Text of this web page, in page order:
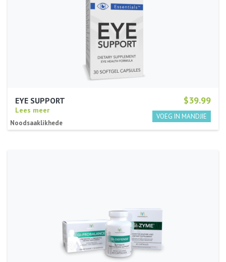
$39.99
EYE SUPPORT
Lees meer
Noodsaaklikhede